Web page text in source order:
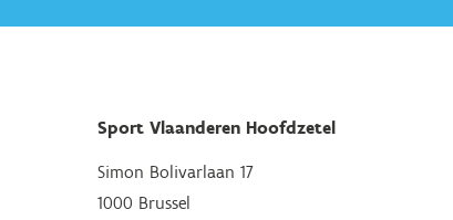
Sport Vlaanderen Hoofdzetel
Simon Bolivarlaan 17
1000 Brussel